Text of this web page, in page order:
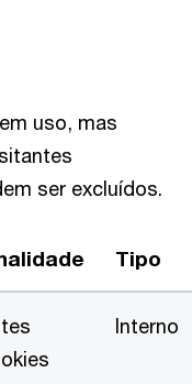
uso, mas
ser excluídos.
Tipo
Interno